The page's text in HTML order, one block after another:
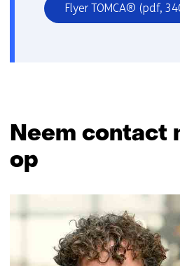
Flyer TOMCA® (pdf,
Neem contact
op
over